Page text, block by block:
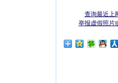
查询最近上
举报虚假照片